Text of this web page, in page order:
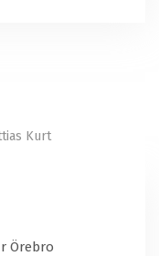
Kurt
Örebro